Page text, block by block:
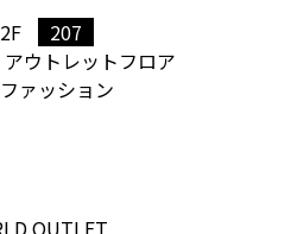
2F
207
アウトレットフロア
ファッション